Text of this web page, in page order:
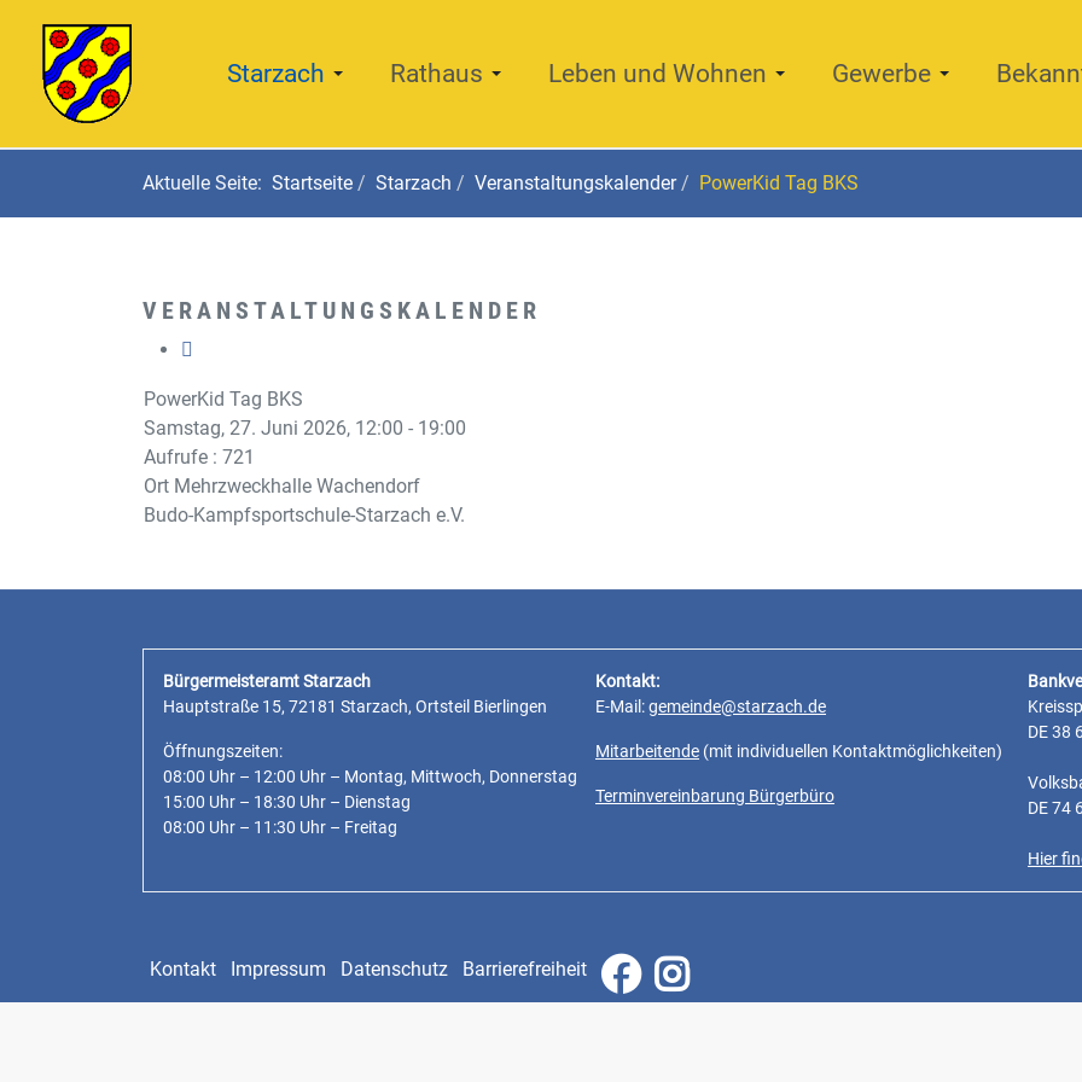
Starzach Rathaus Leben und Wohnen Gewerbe
Aktuelle Seite: Startseite Starzach Veranstaltungskalender PowerKid Tag BKS
VERANSTALTUNGSKALENDER
PowerKid Tag BKS
Samstag, 27. Juni 2026, 12:00 - 19:00
Aufrufe : 721
Ort Mehrzweckhalle Wachendorf
Budo-Kampfsportschule-Starzach e.V.
Bürgermeisteramt Starzach
Hauptstraße 15, 72181 Starzach, Ortsteil Bierlingen
Öffnungszeiten:
08:00 Uhr – 12:00 Uhr – Montag, Mittwoch, Donnerstag
15:00 Uhr – 18:30 Uhr – Dienstag
08:00 Uhr – 11:30 Uhr – Freitag
Kontakt:
E-Mail:gemeinde@starzach.de
Mitarbeitende (mit individuellen Kontaktmöglichkeiten)
Terminvereinbarung Bürgerbüro
DE 38
DE 74
Hier
Kontakt Impressum Datenschutz Barrierefreiheit